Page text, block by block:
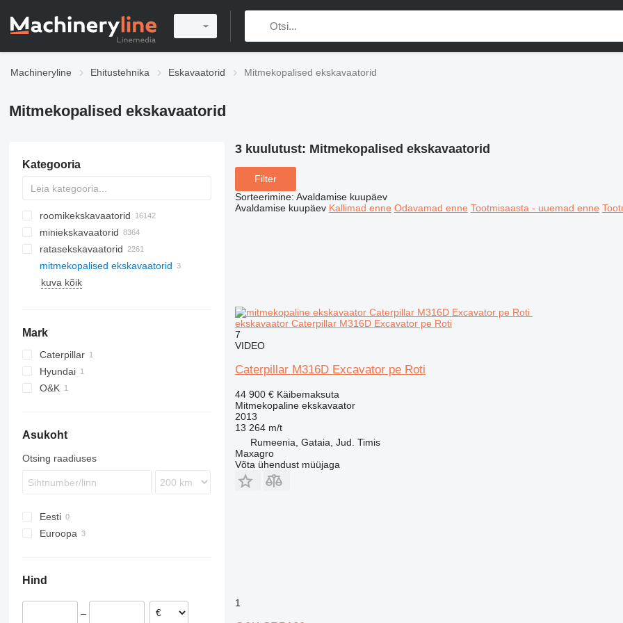
Machineryline Ehitustehnika Eskavaatorid Mitmekopalised ekskavaatorid
Mitmekopalised ekskavaatorid
Kategooria
roomikekskavaatorid
miniekskavaatorid
ratasekskavaatorid
mitmekopalised ekskavaatorid
kuva kõik
Mark
Caterpillar
316
M-series
Hyundai
R-series
O&K
Asukoht
Otsing raadiuses
Eesti
Euroopa
Hind
–
3 kuulutust: Mitmekopalised ekskavaatorid
Filter
Sorteerimine: Avaldamise kuupäev
Avaldamise kuupäev Kallimad enne Odavamad enne Tootmisaasta - uuemad enne
ekskavaator Caterpillar M316D Excavator pe Roti
7
VIDEO
Caterpillar M316D Excavator pe Roti
44 900 € Käibemaksuta
Mitmekopaline ekskavaator
2013
13 264 m/t
Rumeenia, Gataia, Jud. Timis
Maxagro
Võta ühendust müüjaga
1